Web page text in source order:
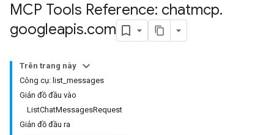
MCP Tools Reference: chatmcp.
googleapis.com
Trên trang này
Công cụ: list_messages
Giản đồ đầu vào
ListChatMessagesRequest
Giản đồ đầu ra